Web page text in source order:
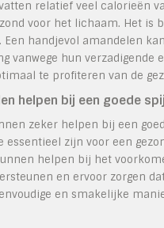
relatief veel calorieën
voor het lichaam. Het
handjevol amandelen
vanwege hun
te profiteren van de
helpen bij een goede
zeker helpen bij een
essentieel zijn voor een
helpen bij het
en ervoor zorgen
en smakelijke